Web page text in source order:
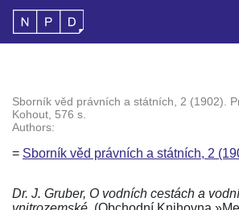
Sborník věd právních a státních, 2 (1902).
Kohout, 576 s.
Authors:
= Sborník věd právních a státních, 2
Dr. J. Gruber, O vodních cestách a